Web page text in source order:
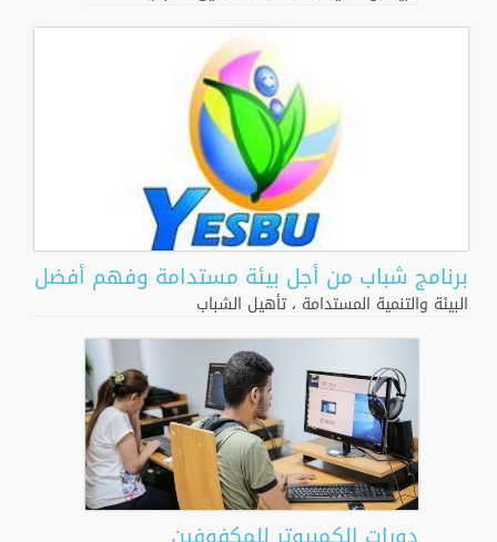
برنامج شباب من أجل بيئة مستدامة وفهم أفضل
البيئة والتنمية المستدامة ، تأهيل الشباب